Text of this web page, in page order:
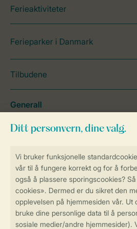
Sikker og rask online booking
Sikker datahåndtering
Ferieaktiviteter
Ferieparker i Danmark
Tilbudene
Generall
Service
Betalingsmuligheder